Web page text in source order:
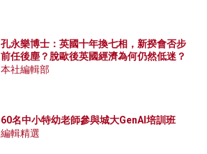
孔永樂博士：英國十年換七相，新揆會否步
前任後塵？脫歐後英國經濟為何仍然低迷？
本社編輯部
60名中小特幼老師參與城大GenAI培訓班
編輯精選